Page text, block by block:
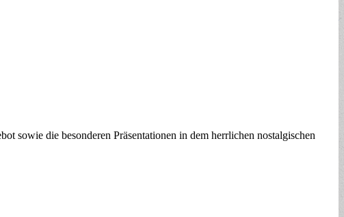
sowie die besonderen Präsentationen in dem herrlichen nostalgischen